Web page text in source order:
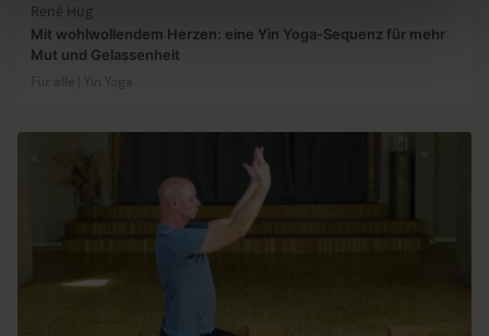
René Hug
Mit wohlwollendem Herzen: eine Yin Yoga-Sequenz für mehr
Mut und Gelassenheit
Für alle | Yin Yoga